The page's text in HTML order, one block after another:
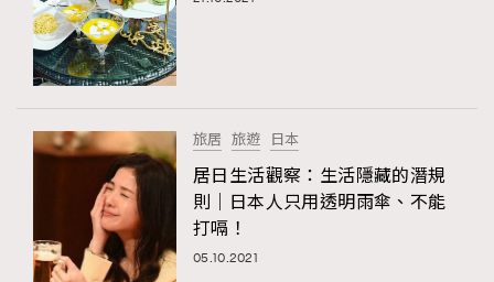
TRENDING
旅居 旅遊 日本
居日生活觀察：生活隱藏的潛規
則｜日本人只用透明雨傘、不能
打嗝！
05.10.2021